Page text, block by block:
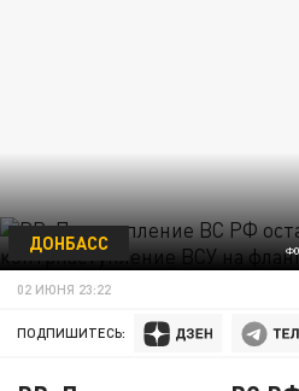
ДОНБАСС
02 ИЮНЯ 23:22
ПОДПИШИТЕСЬ: